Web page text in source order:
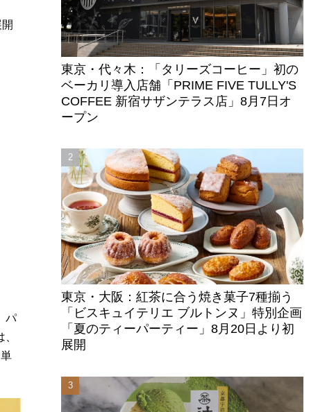
パ
東京・代々木：「タリーズコーヒー」初の
ベーカリ導入店舗「PRIME FIVE TULLY'S
COFFEE 新宿サザンテラス店」8月7日オ
ープン
東京・大阪：紅茶に合う焼き菓子7種揃う
「ビスキュイテリエ ブルトンヌ」特別企画
「夏のティーパーティー」8月20日より初
展開